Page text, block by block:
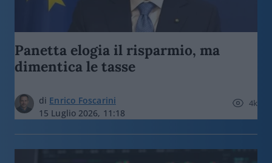
Panetta elogia il risparmio, ma
dimentica le tasse
di Enrico Foscarini
15 Luglio 2026, 11:18
4k